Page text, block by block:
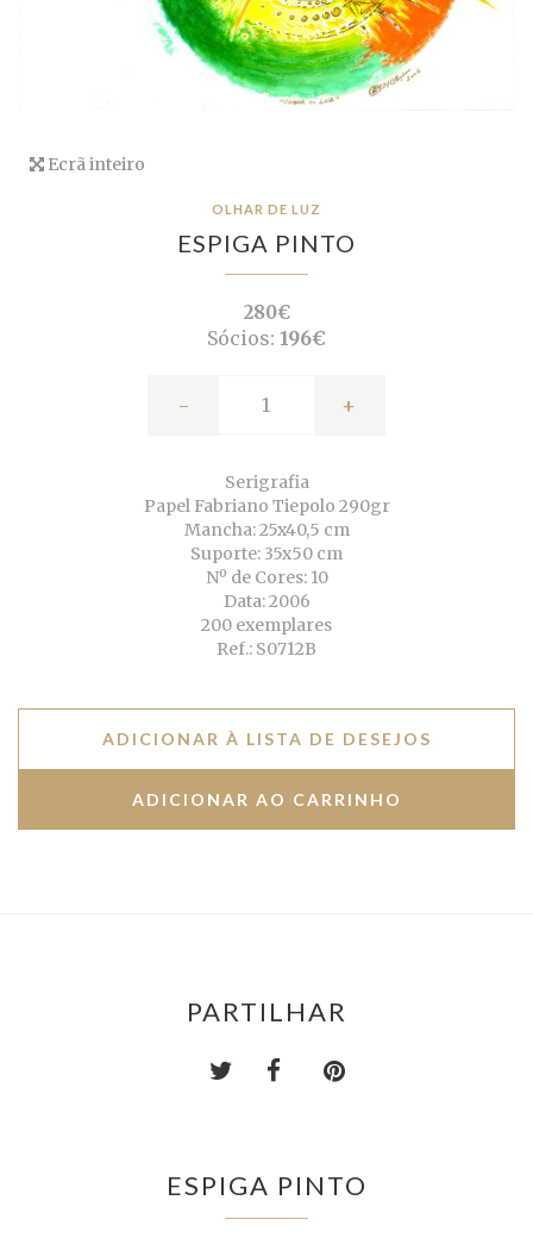
Ecrã inteiro
OLHAR DE LUZ
ESPIGA PINTO
280€
Sócios: 196€
- +
Serigrafia
Papel Fabriano Tiepolo 290gr
Mancha: 25x40,5 cm
Suporte: 35x50 cm
Nº de Cores: 10
Data: 2006
200 exemplares
Ref.: S0712B
ADICIONAR À LISTA DE DESEJOS
PARTILHAR
ESPIGA PINTO